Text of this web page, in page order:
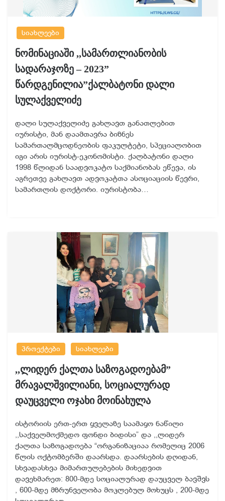
სიახლეები
ნომინაციაში ,,სამართლიანობის
სადარაჯოზე – 2023”
წარდგენილია”ქალბატონი დალი
სულაქველიძე
დალი სულაქველიძე გახლავთ განათლებით
იურისტი, მან დაამთავრა ბიზნეს
სამართალმცოდნეობის ფაკულტეტი, სპეციალობით
იგი არის იურისტ-ეკონომისტი. ქალბატონი დალი
1998 წლიდან საადვოკატო საქმიანობას ეწევა, ის
აგრეთვე გახლავთ ადვოკატთა ასოციაციის წევრი,
სამართლის დოქტორი. იურისტობა…
პროექტები სიახლეები
,,ლიდერ ქალთა საზოგადოებამ”
მრავალშვილიანი, სოციალურად
დაუცველი ოჯახი მოინახულა
ისტორიის ერთ-ერთ ყველაზე საამაყო ნაწილი
,,საქველმოქმედო ფონდი ბიდისი” და ,,ლიდერ
ქალთა საზოგადოება “ორგანიზაციაა რომელიც 2006
წლის ოქტომბერში დაარსდა. დაარსების დღიდან,
სხვადასხვა მიმართულებების მიხედვით
დავეხმარეთ: 800-მდე სოციალურად დაუცველ ბავშვს
, 600-მდე მზრუნველობა მოკლებულ მოხუცს , 200-მდე